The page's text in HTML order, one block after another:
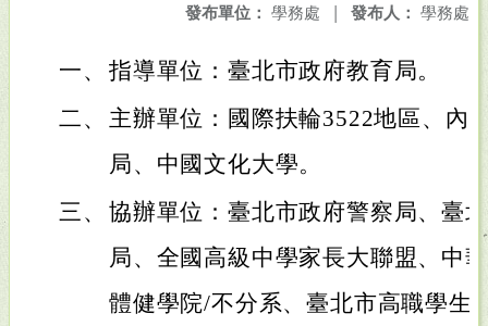
發布人： 學務處
發布單位： 學務處 |
一、 指導單位：臺北市政府教育局。
二、
主辦單位：國際扶輪3522地區、內
局、中國文化大學。
三、 協辦單位：臺北市政府警察局、臺
局、全國高級中學家長大聯盟、中
體健學院/不分系、臺北市高職學生